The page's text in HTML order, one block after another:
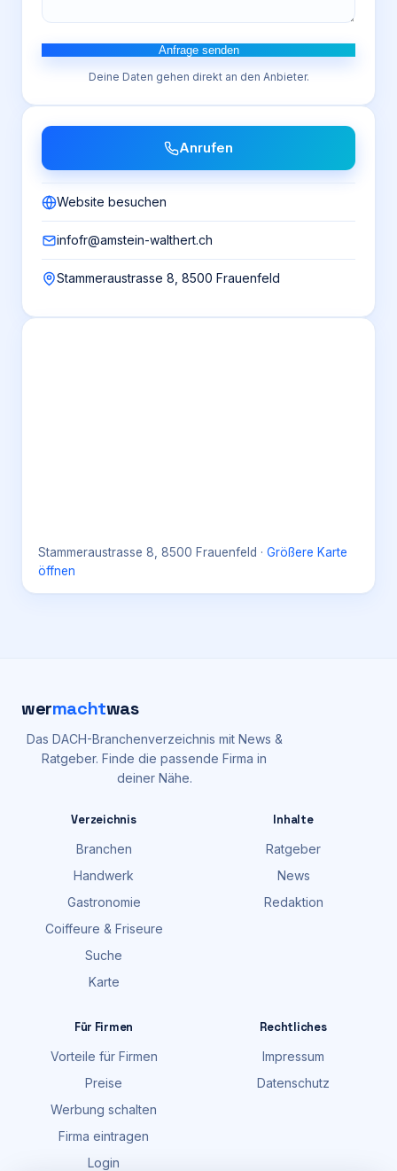
Anfrage senden
Deine Daten gehen direkt an den Anbieter.
Anrufen
Website besuchen
infofr@amstein-walthert.ch
Stammeraustrasse 8, 8500 Frauenfeld
Stammeraustrasse 8, 8500 Frauenfeld · Größere Karte
öffnen
wermachtwas
Das DACH-Branchenverzeichnis mit News &
Ratgeber. Finde die passende Firma in
deiner Nähe.
Verzeichnis
Branchen
Handwerk
Gastronomie
Coiffeure & Friseure
Suche
Karte
Inhalte
Ratgeber
News
Redaktion
Für Firmen
Vorteile für Firmen
Preise
Werbung schalten
Firma eintragen
Login
Rechtliches
Impressum
Datenschutz